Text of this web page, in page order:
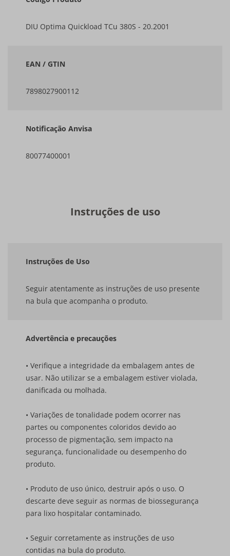
DIU Optima Quickload TCu 380S - 20.2001
EAN / GTIN
7898027900112
Notificação Anvisa
80077400001
Instruções de uso
Instruções de Uso
Seguir atentamente as instruções de uso presente
na bula que acompanha o produto.
Advertência e precauções
• Verifique a integridade da embalagem antes de
usar. Não utilizar se a embalagem estiver violada,
danificada ou molhada.
• Variações de tonalidade podem ocorrer nas
partes ou componentes coloridos devido ao
processo de pigmentação, sem impacto na
segurança, funcionalidade ou desempenho do
produto.
• Produto de uso único, destruir após o uso. O
descarte deve seguir as normas de biossegurança
para lixo hospitalar contaminado.
• Seguir corretamente as instruções de uso
contidas na bula do produto.